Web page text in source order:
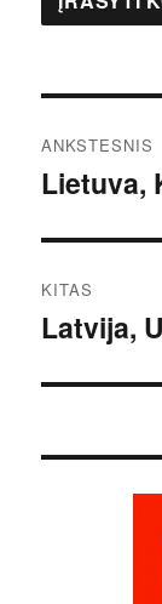
tarp
ANKSTESNIS
Ankstesnis
Lietuva,
KITAS
Kitas
Latvija,